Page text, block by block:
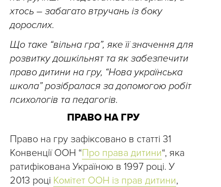
хтось – забагато втручань із боку
дорослих.
Що таке “вільна гра”, яке її значення для
розвитку дошкільнят та як забезпечити
право дитини на гру, “Нова українська
школа” розібралася за допомогою робіт
психологів та педагогів.
ПРАВО НА ГРУ
Право на гру зафіксовано в статті 31
Конвенції ООН “Про права дитини“, яка
ратифікована Україною в 1997 році. У
2013 році Комітет ООН із прав дитини,